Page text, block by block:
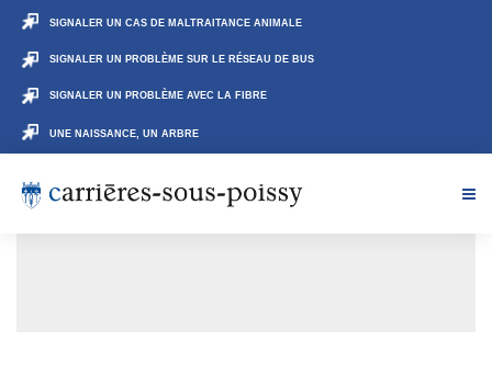
SIGNALER UN CAS DE MALTRAITANCE ANIMALE
SIGNALER UN PROBLÈME SUR LE RÉSEAU DE BUS
SIGNALER UN PROBLÈME AVEC LA FIBRE
UNE NAISSANCE, UN ARBRE